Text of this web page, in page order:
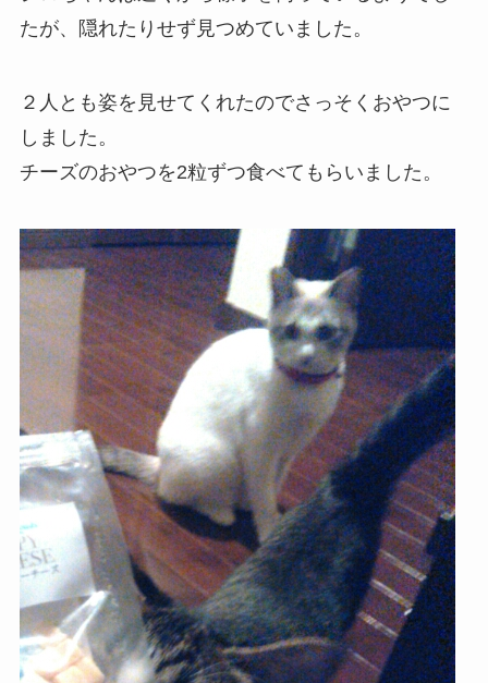
たが、隠れたりせず見つめていました。
２人とも姿を見せてくれたのでさっそくおやつに
しました。
チーズのおやつを2粒ずつ食べてもらいました。